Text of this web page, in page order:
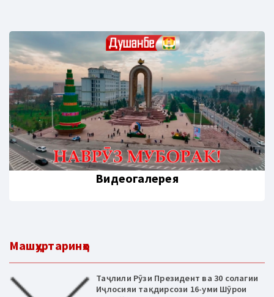
Видеогалерея
Машҳуртаринҳо
Таҷлили Рӯзи Президент ва 30 солагии
Иҷлосияи тақдирсози 16-уми Шӯрои